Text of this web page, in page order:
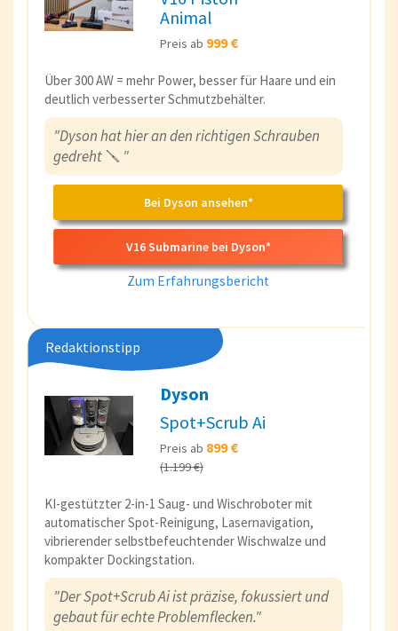
Animal
Preis ab 999 €
Über 300 AW = mehr Power, besser für Haare und ein
deutlich verbesserter Schmutzbehälter.
"Dyson hat hier an den richtigen Schrauben
gedreht 🪛 "
Bei Dyson ansehen*
V16 Submarine bei Dyson*
Zum Erfahrungsbericht
Redaktionstipp
Dyson
Spot+Scrub Ai
Preis ab 899 €
(1.199 €)
KI-gestützter 2-in-1 Saug- und Wischroboter mit
automatischer Spot-Reinigung, Lasernavigation,
vibrierender selbstbefeuchtender Wischwalze und
kompakter Dockingstation.
"Der Spot+Scrub Ai ist präzise, fokussiert und
gebaut für echte Problemflecken."